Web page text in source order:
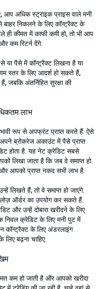
अधिक स्ट्राइक प्राइस वाले मनी
निकलने के लिए कॉन्ट्रैक्ट के
ही कीमत में काफी कमी हो, तो भी आप
कम रिटर्न देंगे.
या पैसे में कॉन्ट्रैक्ट लिखना है या
स्तर के लिए आदर्श हो सकते हैं,
जबकि अंतर्निहित सुरक्षा की
लाभ
रूप से अपफ्रंट प्राप्त करते हैं. ऐसे
ब्रोकरेज अकाउंट में पैसे प्राप्त
होता है. यह नेट क्रेडिट सबसे
लिखा जाता है कि जब वे समाप्त हो
आपको प्राप्त नकद सभी लाभ है.
लिखते हैं, तो वे समाप्त हो जाएंगे.
ऑर्डर का उपयोग कर सकते हैं.
और उन्हें दोबारा खरीदने के लिए
निवल क्रेडिट के लिए मनी पुट में
कॉन्ट्रैक्ट के लिए अंडरलाइंग
लिए बढ़ना चाहिए.
कम हो जाती है और आपको खरीदा